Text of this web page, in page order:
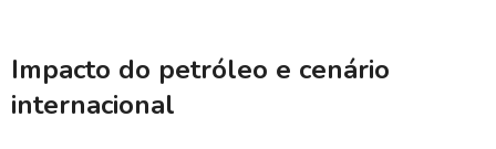
Impacto do petróleo e cenário
internacional